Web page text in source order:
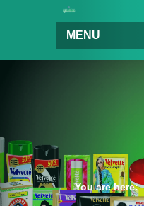
MENU
You are here: